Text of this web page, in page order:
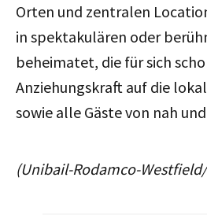
Orten und zentralen
in spektakulären oder
beheimatet, die für sich
Anziehungskraft auf die
sowie alle Gäste von nah
(Unibail-Rodamco-